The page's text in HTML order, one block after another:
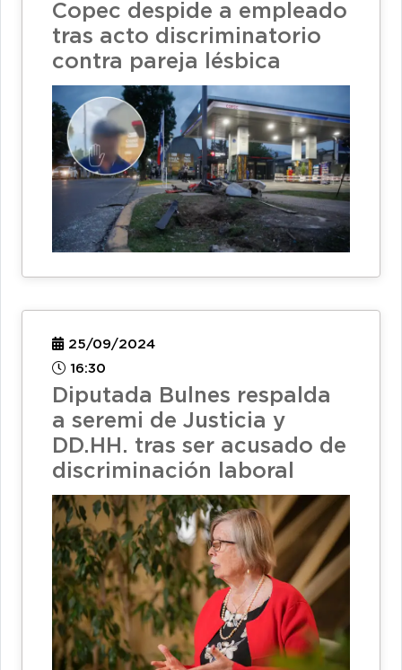
Copec despide a empleado
tras acto discriminatorio
contra pareja lésbica
25/09/2024
16:30
Diputada Bulnes respalda
a seremi de Justicia y
DD.HH. tras ser acusado de
discriminación laboral